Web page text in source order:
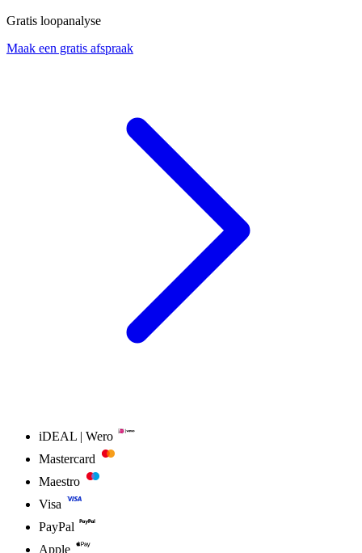
Gratis loopanalyse
Maak een gratis afspraak
iDEAL | Wero
Mastercard
Maestro
Visa
PayPal
Apple